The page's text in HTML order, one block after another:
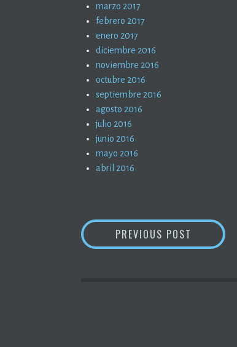
marzo 2017
febrero 2017
enero 2017
diciembre 2016
noviembre 2016
octubre 2016
septiembre 2016
agosto 2016
julio 2016
junio 2016
mayo 2016
abril 2016
NAVEGACIÓN
PREVIOUS POST VALDEANDE